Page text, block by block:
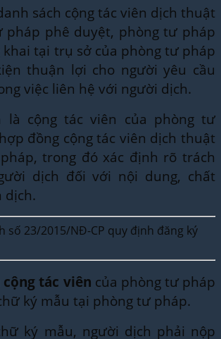
sách cộng tác viên dịch thuật
pháp phê duyệt, phòng tư pháp
khai tại trụ sở của phòng tư pháp
thuận lợi cho người yêu cầu
việc liên hệ với người dịch.
là cộng tác viên của phòng tư
đồng cộng tác viên dịch thuật
trong đó xác định rõ trách
dịch đối với nội dung, chất
dịch.
số 23/2015/NĐ-CP quy định đăng ký
tác viên của phòng tư pháp
ký mẫu tại phòng tư pháp.
ký mẫu, người dịch phải nộp